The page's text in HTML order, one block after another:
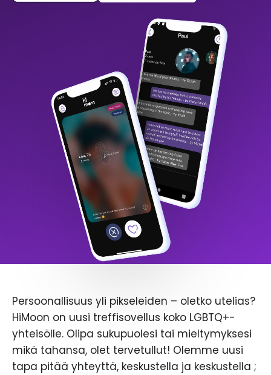
Persoonallisuus yli pikseleiden – oletko utelias?
HiMoon on uusi treffisovellus koko LGBTQ+-
yhteisölle. Olipa sukupuolesi tai mieltymyksesi
mikä tahansa, olet tervetullut! Olemme uusi
tapa pitää yhteyttä, keskustella ja keskustella ;